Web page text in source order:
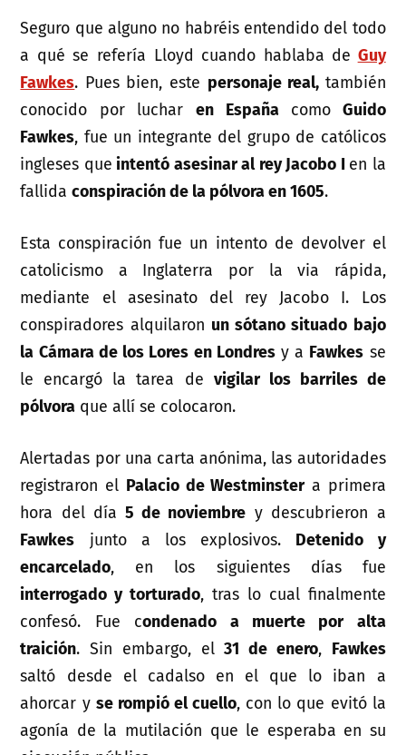
Seguro que alguno no habréis entendido del todo
a qué se refería Lloyd cuando hablaba de Guy
Fawkes. Pues bien, este personaje real, también
conocido por luchar en Españacomo Guido
Fawkes, fue un integrante del grupo de católicos
ingleses que intentó asesinar al rey Jacobo I en la
fallidaconspiración de la pólvora en 1605.
Esta conspiración fue un intento de devolver el
catolicismo a Inglaterra por la via rápida,
mediante el asesinato del rey Jacobo I. Los
conspiradores alquilaron un sótano situado bajo
la Cámara de los Lores en Londresy a Fawkes se
le encargó la tarea de vigilar los barriles de
pólvora que allí se colocaron.
Alertadas por una carta anónima, las autoridades
registraron el Palacio de Westminstera primera
hora del día 5 de noviembre y descubrieron a
Fawkes junto a los explosivos. Detenido y
encarcelado, en los siguientes días fue
interrogado y torturado, tras lo cual finalmente
confesó. Fue condenado a muerte por alta
traición. Sin embargo, el31 de enero, Fawkes
saltó desde el cadalso en el que lo iban a
ahorcar y se rompió el cuello, con lo que evitó la
agonía de la mutilación que le esperaba en su